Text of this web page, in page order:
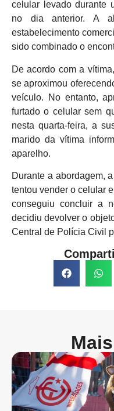
celular levado durante
no dia anterior. A
estabelecimento
sido combinado o
De acordo com a
se aproximou
veículo. No entanto,
furtado o celular sem
nesta quarta-feira, a
marido da vítima
aparelho.
Durante a abordagem,
tentou vender o celular
conseguiu concluir a
decidiu devolver o
Central de Polícia Civil